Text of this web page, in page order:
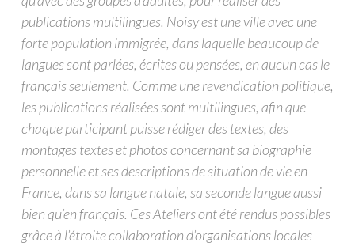
publications multilingues. Noisy est une ville avec une
forte population immigrée, dans laquelle beaucoup de
langues sont parlées, écrites ou pensées, en aucun cas le
français seulement. Comme une revendication politique,
les publications réalisées sont multilingues, afin que
chaque participant puisse rédiger des textes, des
montages textes et photos concernant sa biographie
personnelle et ses descriptions de situation de vie en
France, dans sa langue natale, sa seconde langue aussi
bien qu’en français. Ces Ateliers ont été rendus possibles
grâce à l’étroite collaboration d’organisations locales